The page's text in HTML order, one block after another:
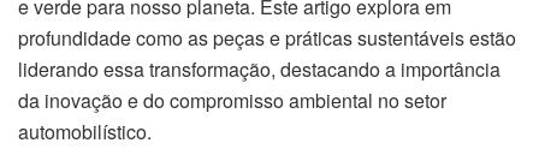
e verde para nosso planeta. Este artigo explora em
profundidade como as peças e práticas sustentáveis estão
liderando essa transformação, destacando a importância
da inovação e do compromisso ambiental no setor
automobilístico.